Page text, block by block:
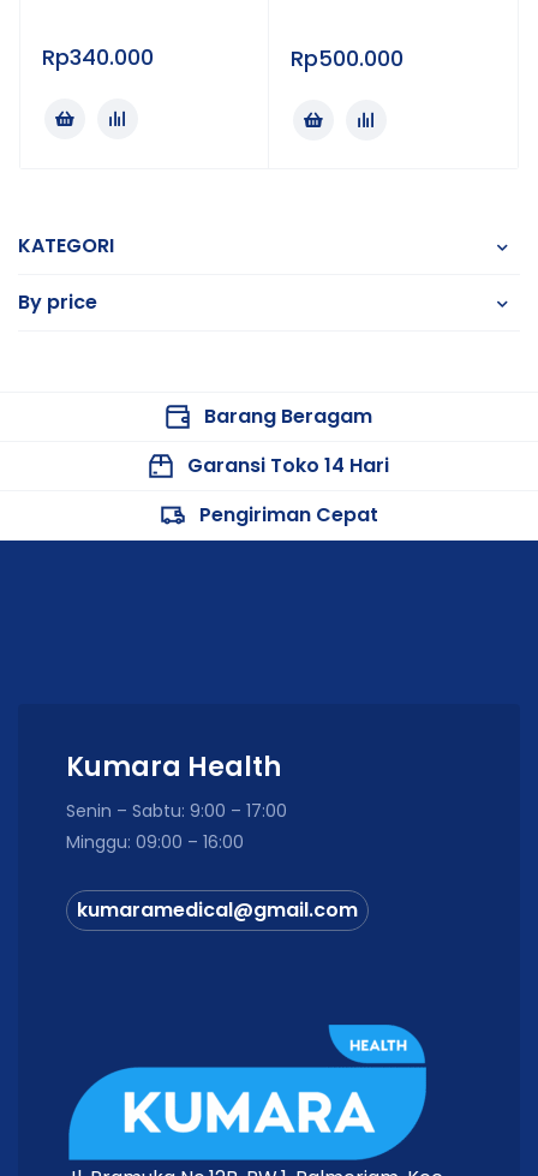
KATEGORI
By price
Rp340.000 Rp500.000
Barang Beragam
Garansi Toko 14 Hari
Pengiriman Cepat
Kumara Health
Senin – Sabtu: 9:00 – 17:00
Minggu: 09:00 – 16:00
kumaramedical@gmail.com